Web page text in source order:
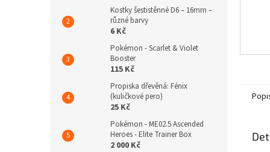
Kostky šestistěnné D6 – 16mm –
různé barvy
6 Kč
Pokémon - Scarlet & Violet
Booster
115 Kč
Propiska dřevěná: Fénix
(kuličkové pero)
25 Kč
Pokémon - ME02.5 Ascended
Heroes - Elite Trainer Box
2 000 Kč